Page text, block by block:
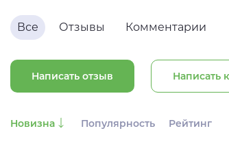
Все Отзывы Комментарии
Написать отзыв Написать
Новизна Популярность Рейтинг